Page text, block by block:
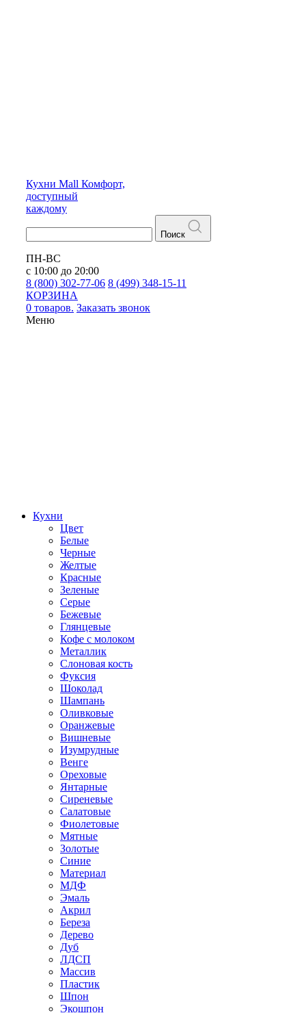
Кухни Mall Комфорт,
доступный
каждому
Поиск
ПН-ВС
с 10:00 до 20:00
8 (800) 302-77-06 8 (499) 348-15-11
КОРЗИНА
0 товаров. Заказать звонок
Меню
Кухни
Цвет
Белые
Черные
Желтые
Красные
Зеленые
Серые
Бежевые
Глянцевые
Кофе с молоком
Металлик
Слоновая кость
Фуксия
Шоколад
Шампань
Оливковые
Оранжевые
Вишневые
Изумрудные
Венге
Ореховые
Янтарные
Сиреневые
Салатовые
Фиолетовые
Мятные
Золотые
Синие
Материал
МДФ
Эмаль
Акрил
Береза
Дерево
Дуб
ЛДСП
Массив
Пластик
Шпон
Экошпон